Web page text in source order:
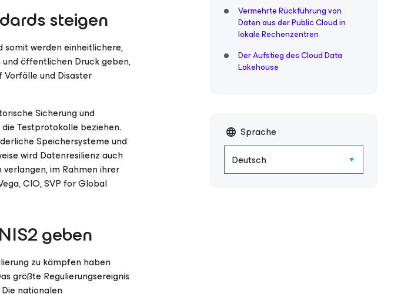
steigen
somit werden einheitlichere,
öffentlichen Druck geben,
und Disaster
Sicherung und
Testprotokolle beziehen.
Speichersysteme und
wird Datenresilienz auch
im Rahmen ihrer
CIO, SVP for Global
geben
zu kämpfen haben
größte Regulierungsereignis
nationalen
Vermehrte Rückführung von
Daten aus der Public Cloud in
lokale Rechenzentren
Der Aufstieg des Cloud Data
Lakehouse
Sprache
Deutsch